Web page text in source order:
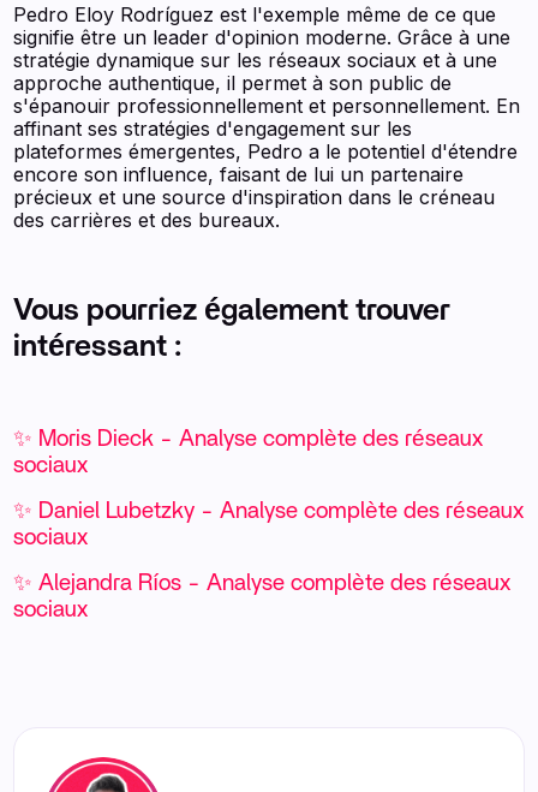
Pedro Eloy Rodríguez est l'exemple même de ce que
signifie être un leader d'opinion moderne. Grâce à une
stratégie dynamique sur les réseaux sociaux et à une
approche authentique, il permet à son public de
s'épanouir professionnellement et personnellement. En
affinant ses stratégies d'engagement sur les
plateformes émergentes, Pedro a le potentiel d'étendre
encore son influence, faisant de lui un partenaire
précieux et une source d'inspiration dans le créneau
des carrières et des bureaux.
Vous pourriez également trouver
intéressant :
✨ Moris Dieck - Analyse complète des réseaux
sociaux
✨ Daniel Lubetzky - Analyse complète des réseaux
sociaux
✨ Alejandra Ríos - Analyse complète des réseaux
sociaux